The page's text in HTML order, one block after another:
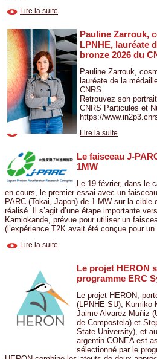
Lire la suite
Pauline Zarrouk,
LPNHE, lauréate
bronze 2026 du
Pauline Zarrouk,
lauréate de la
CNRS.
Retrouvez son
CNRS Particules et
https://
Lire la suite
Le faisceau J-
1MW
Le 19 février, dans le
en cours, le premier essai avec un
PARC (Tokai, Japon) de 1 MW sur la cible
réalisé. Il s’agit d’une étape importante
Kamiokande, prévue pour utiliser un
(l’expérience T2K avait été conçue pour
Lire la suite
Le projet HERON
programme ERC
Le projet HERON,
(LPNHE-SU), Kumiko
Jaime Alvarez-Muñiz
de Compostela) et
State University), et
argentin CONEA est
sélectionné par le